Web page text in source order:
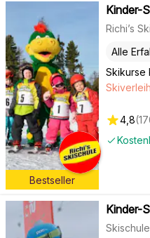
Bestseller
Kinder-
Richi’s
Skikurse
Alle
4,8(
Kinder-